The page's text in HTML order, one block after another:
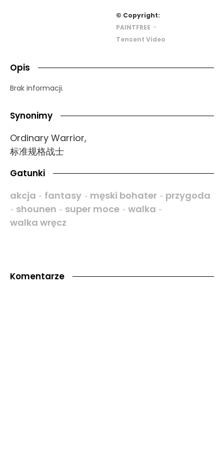
© Copyright:
PAINTFREE -
Tencent Video
Opis
Brak informacji.
Synonimy
Ordinary Warrior,
标准规格战士
Gatunki
akcja - fantasy - męski bohater - przygoda
- shounen - super moce - walka -
walka wręcz
Komentarze